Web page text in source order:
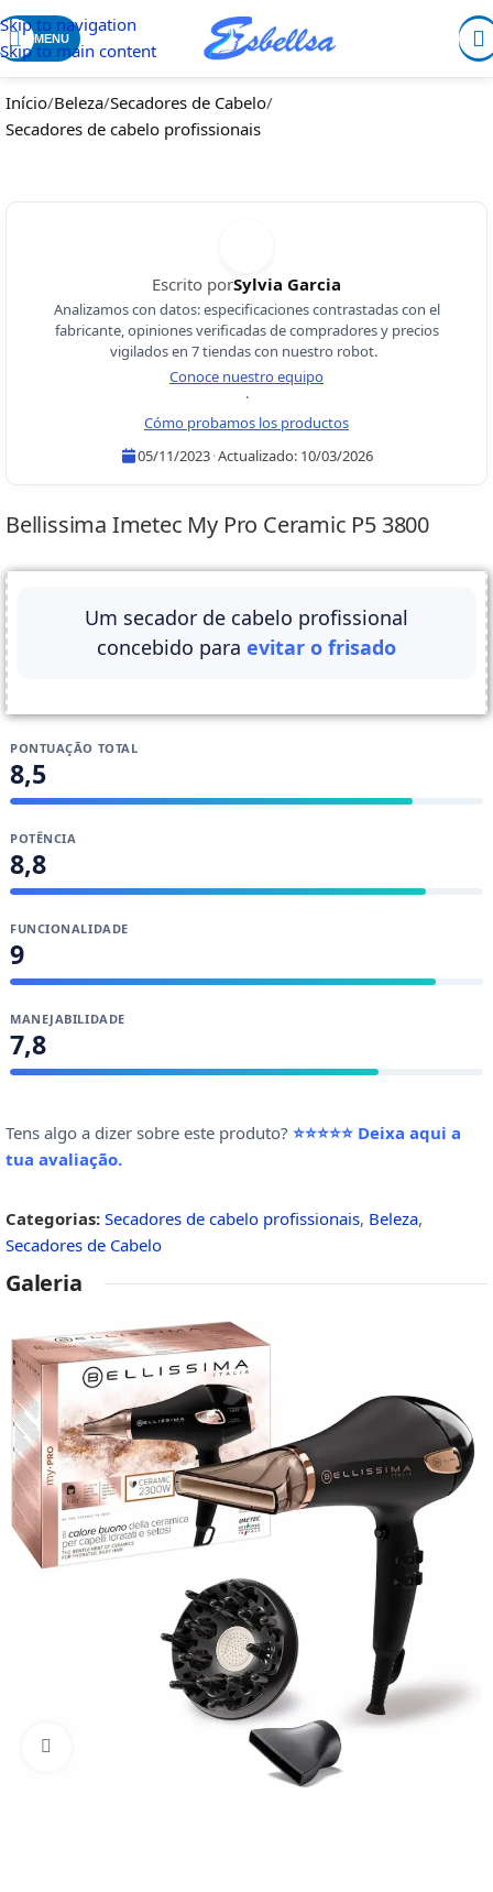
Skip to navigation
Skip to main content
MENU
Início/Beleza/Secadores de Cabelo/
Secadores de cabelo profissionais
Escrito porSylvia Garcia
Analizamos con datos: especificaciones contrastadas con el
fabricante, opiniones verificadas de compradores y precios
vigilados en 7 tiendas con nuestro robot.
Conoce nuestro equipo
·
Cómo probamos los productos
05/11/2023·Actualizado: 10/03/2026
Sylvia Garcia
Bellissima Imetec My Pro Ceramic P5 3800
Um secador de cabelo profissional
concebido para evitar o frisado
PONTUAÇÃO TOTAL
8,5
POTÊNCIA
8,8
FUNCIONALIDADE
9
MANEJABILIDADE
7,8
Tens algo a dizer sobre este produto? ⭐⭐⭐⭐⭐ Deixa aqui a
tua avaliação.
Categorias: Secadores de cabelo profissionais, Beleza,
Secadores de Cabelo
Galeria